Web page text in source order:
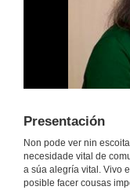
Presentación
Non pode ver nin
necesidade vital de
a súa alegría vital. Vivo
posible facer cousas